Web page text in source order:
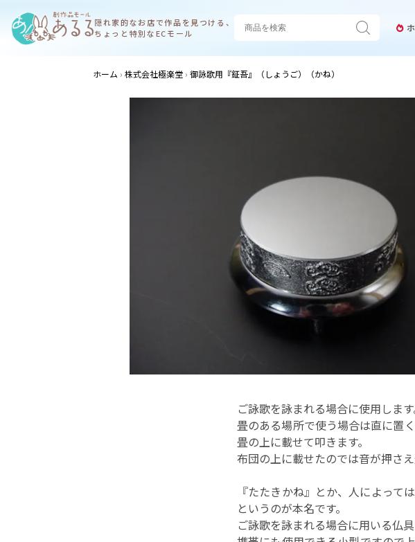
隠れ家的なお店で作品を見つける、
ちょっと特別なECモール
ホーム 株式会社極楽堂 御詠歌用『鉦吾』（しょうご）（かね）
ご詠歌を詠まれる場合に使用します
畳のある場所で使う場合は直に置
畳の上に載せて叩きます。
布団の上に載せたのでは音が押さ
『たたきかね』とか、人によって
というのが本名です。
ご詠歌を詠まれる場合に用いる仏